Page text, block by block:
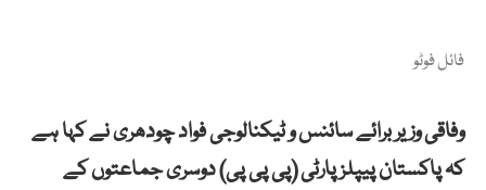
فائل فوٹو
وفاقی وزیر برائے سائنس و ٹیکنالوجی فواد چودھری نے کہا ہے
کہ پاکستان پیپلز پارٹی (پی پی پی) دوسری جماعتوں کے